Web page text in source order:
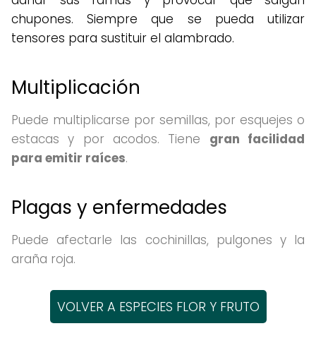
chupones. Siempre que se pueda utilizar
tensores para sustituir el alambrado.
Multiplicación
Puede multiplicarse por semillas, por esquejes o
estacas y por acodos. Tiene gran facilidad
para emitir raíces.
Plagas y enfermedades
Puede afectarle las cochinillas, pulgones y la
araña roja.
VOLVER A ESPECIES FLOR Y FRUTO